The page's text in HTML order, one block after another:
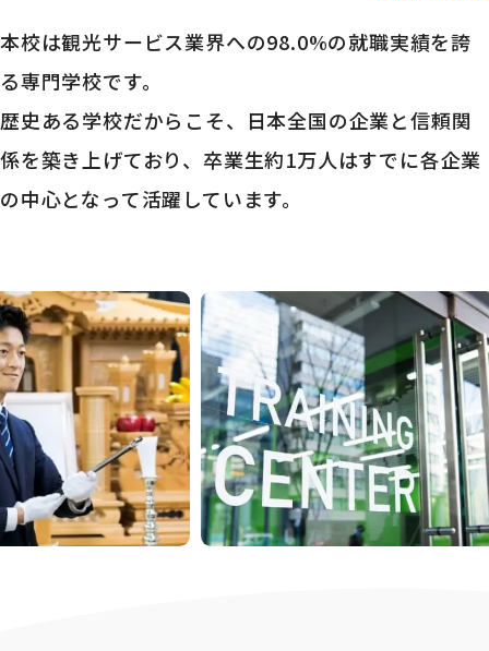
本校は観光サービス業界への98.0%の就職実績を誇
る専門学校です。
歴史ある学校だからこそ、日本全国の企業と信頼関
係を築き上げており、 卒業生約1万人はすでに各企業
の中心となって活躍しています。